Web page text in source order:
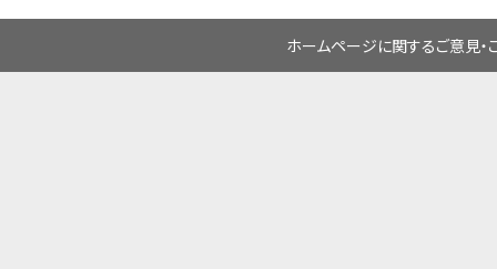
ホームページに関するご意見・